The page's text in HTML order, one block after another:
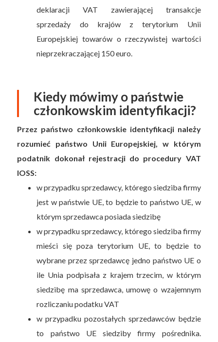
deklaracji VAT zawierającej transakcje
sprzedaży do krajów z terytorium Unii
Europejskiej towarów o rzeczywistej wartości
nieprzekraczającej 150 euro.
Kiedy mówimy o państwie
członkowskim identyfikacji?
Przez państwo członkowskie identyfikacji należy
rozumieć państwo Unii Europejskiej, w którym
podatnik dokonał rejestracji do procedury VAT
IOSS:
w przypadku sprzedawcy, którego siedziba firmy
jest w państwie UE, to będzie to państwo UE, w
którym sprzedawca posiada siedzibę
w przypadku sprzedawcy, którego siedziba firmy
mieści się poza terytorium UE, to będzie to
wybrane przez sprzedawcę jedno państwo UE o
ile Unia podpisała z krajem trzecim, w którym
siedzibę ma sprzedawca, umowę o wzajemnym
rozliczaniu podatku VAT
w przypadku pozostałych sprzedawców będzie
to państwo UE siedziby firmy pośrednika.